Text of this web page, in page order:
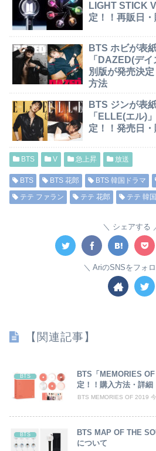
LIGHT STICK
定！！再販日
BTS ホビが表
「DAZED(デ
別版が発売決
方法
BTS ジンが表
「ELLE(エル)
定！！発売日
BTS V 急上昇 放送
BTS BTS 花郎 BTS 韓国ドラマ
テテ ファラン
テテ 花郎 テテ 韓
シェアする
AriのSNSをフォ
【関連記事】
BTS
BTS「MEMORIES
定！！購入方法・詳細
BTS MEMORIES OF 2019
BTS
BTS MAP OF THE
について